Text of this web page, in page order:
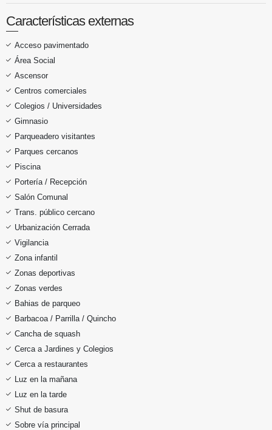
Características externas
Acceso pavimentado
Área Social
Ascensor
Centros comerciales
Colegios / Universidades
Gimnasio
Parqueadero visitantes
Parques cercanos
Piscina
Portería / Recepción
Salón Comunal
Trans. público cercano
Urbanización Cerrada
Vigilancia
Zona infantil
Zonas deportivas
Zonas verdes
Bahias de parqueo
Barbacoa / Parrilla / Quincho
Cancha de squash
Cerca a Jardines y Colegios
Cerca a restaurantes
Luz en la mañana
Luz en la tarde
Shut de basura
Sobre vía principal